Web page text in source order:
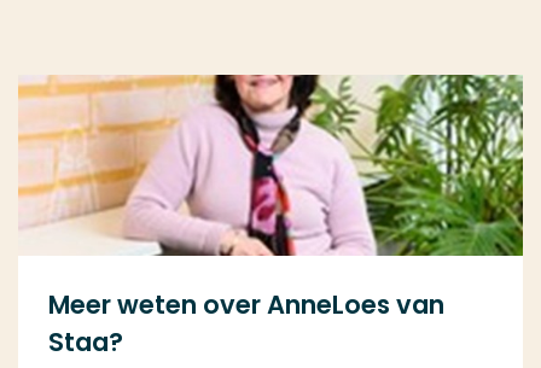
Meer weten over AnneLoes van
Staa?